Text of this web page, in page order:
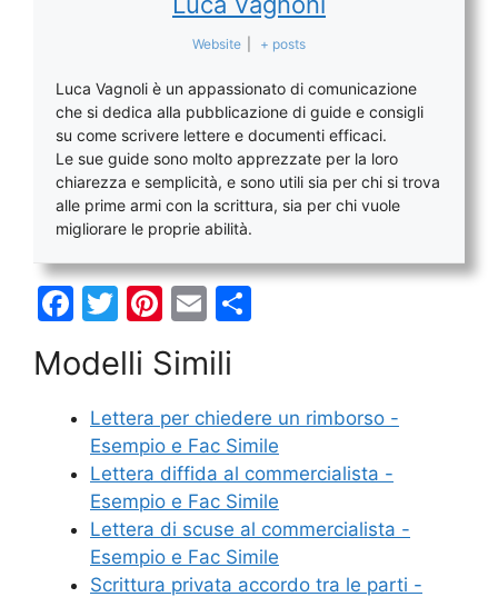
Website + posts
Luca Vagnoli è un appassionato di comunicazione
che si dedica alla pubblicazione di guide e consigli
su come scrivere lettere e documenti efficaci.
Le sue guide sono molto apprezzate per la loro
chiarezza e semplicità, e sono utili sia per chi si trova
alle prime armi con la scrittura, sia per chi vuole
migliorare le proprie abilità.
F
c
e
b
o
o
k
T
w
itt
er
Pi
nt
er
e
st
E
m
ai
l
di
vi
di
Modelli Simili
Lettera per chiedere un rimborso -
Esempio e Fac Simile
Lettera diffida al commercialista -
Esempio e Fac Simile
Lettera di scuse al commercialista -
Esempio e Fac Simile
Scrittura privata accordo tra le parti -